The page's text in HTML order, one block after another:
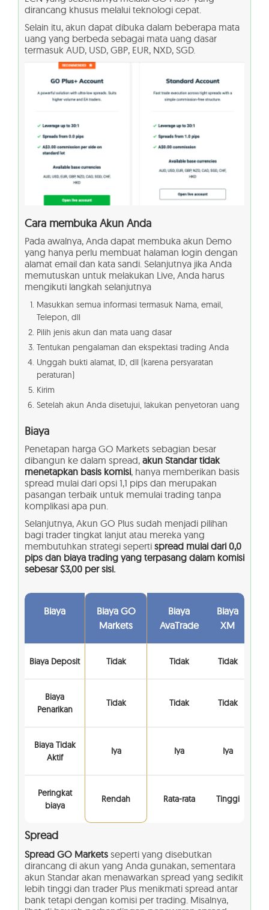
dirancang khusus melalui teknologi cepat.
Selain itu, akun dapat dibuka dalam beberapa mata
uang yang berbeda sebagai mata uang dasar
termasuk AUD, USD, GBP, EUR, NXD, SGD.
Cara membuka Akun Anda
Pada awalnya, Anda dapat membuka akun Demo
yang hanya perlu membuat halaman login dengan
alamat email dan kata sandi. Selanjutnya jika Anda
memutuskan untuk melakukan Live, Anda harus
mengikuti langkah selanjutnya
Masukkan semua informasi termasuk Nama, email,
Telepon, dll
Pilih jenis akun dan mata uang dasar
Tentukan pengalaman dan ekspektasi trading Anda
Unggah bukti alamat, ID, dll (karena persyaratan
peraturan)
Kirim
Setelah akun Anda disetujui, lakukan penyetoran uang
Biaya
Penetapan harga GO Markets sebagian besar
dibangun ke dalam spread, akun Standar tidak
menetapkan basis komisi, hanya memberikan basis
spread mulai dari opsi 1,1 pips dan merupakan
pasangan terbaik untuk memulai trading tanpa
komplikasi apa pun.
Selanjutnya, Akun GO Plus sudah menjadi pilihan
bagi trader tingkat lanjut atau mereka yang
membutuhkan strategi seperti spread mulai dari 0,0
pips dan biaya trading yang terpasang dalam komisi
sebesar $3,00 per sisi.
Biaya
Biaya GO
Markets
Biaya
AvaTrade
Biaya
XM
Biaya Deposit Tidak Tidak Tidak
Biaya
Penarikan
Tidak Tidak Tidak
Biaya Tidak
Aktif
Iya Iya Iya
Peringkat
biaya
Rendah Rata-rata Tinggi
Spread
Spread GO Markets seperti yang disebutkan
dirancang di akun yang Anda gunakan, sementara
akun Standar akan menawarkan spread yang sedikit
lebih tinggi dan trader Plus menikmati spread antar
bank tetapi dengan komisi per trading. Misalnya,